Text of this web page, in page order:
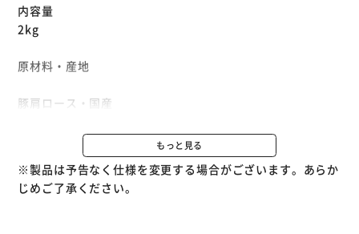
内容量
2kg
原材料・産地
豚肩ロース・国産
-18℃以下で保存
賞味期限
もっと見る
※製品は予告なく仕様を変更する場合がございます。あらか
じめご了承ください。